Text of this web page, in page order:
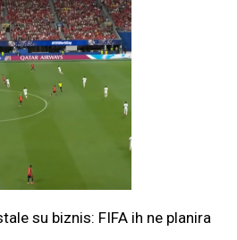
su biznis: FIFA ih ne planira